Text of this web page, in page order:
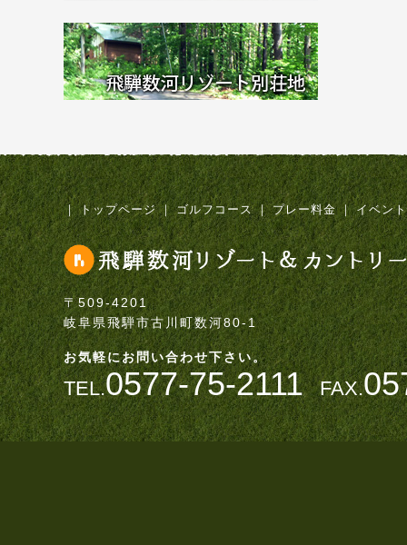
｜ トップページ ｜ ゴルフコース ｜ プレー料金 ｜ イベン
〒509-4201
岐阜県飛騨市古川町数河80-1
お気軽にお問い合わせ下さい。
TEL.0577-75-2111 FAX.